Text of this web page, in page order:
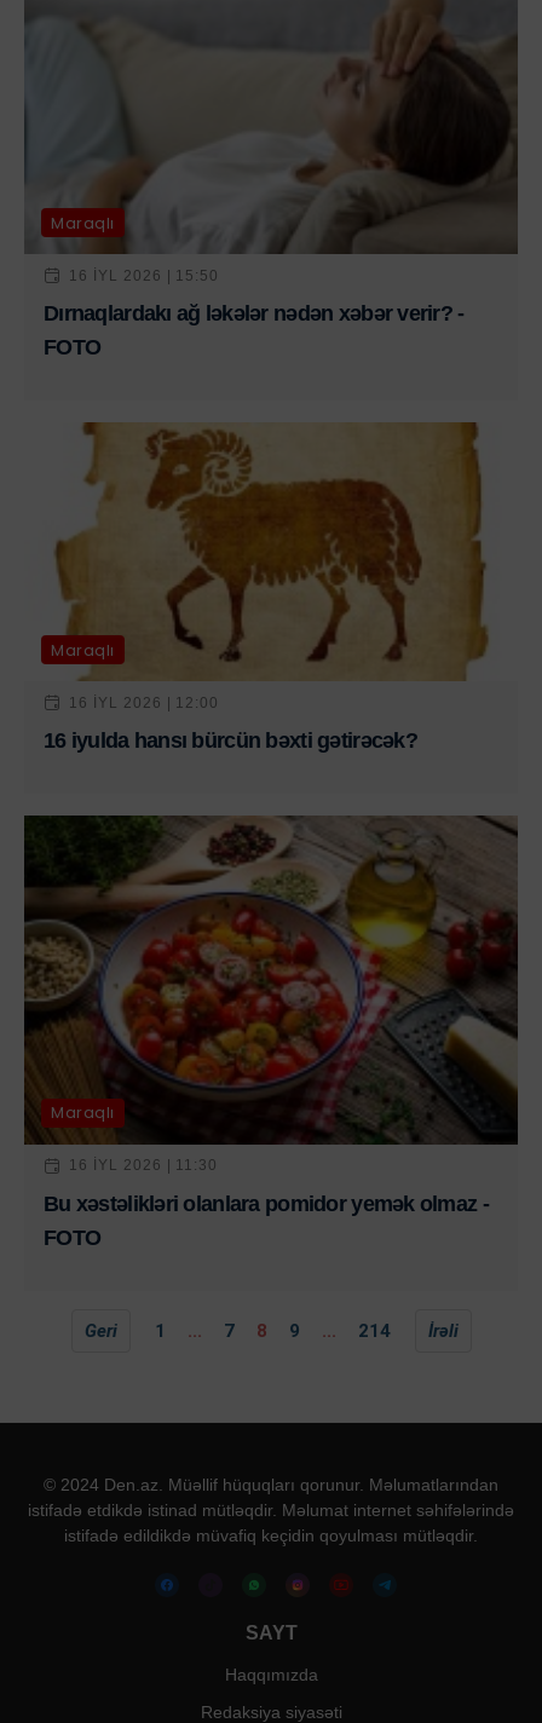
Maraqlı
16 IYL 2026 | 15:50
Dırnaqlardakı ağ ləkələr nədən xəbər verir? -
FOTO
Maraqlı
16 IYL 2026 | 12:00
16 iyulda hansı bürcün bəxti gətirəcək?
Maraqlı
16 IYL 2026 | 11:30
Bu xəstəlikləri olanlara pomidor yemək olmaz -
FOTO
Geri 1 ... 7 8 9 ... 214 İrəli
© 2024 Den.az. Müəllif hüquqları qorunur. Məlumatlarından
istifadə etdikdə istinad mütləqdir. Məlumat internet səhifələrində
istifadə edildikdə müvafiq keçidin qoyulması mütləqdir.
SAYT
Haqqımızda
Redaksiya siyasəti